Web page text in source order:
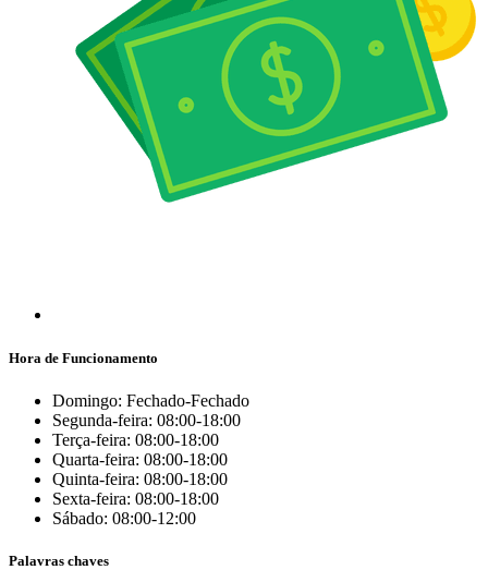
Hora de Funcionamento
Domingo: Fechado-Fechado
Segunda-feira: 08:00-18:00
Terça-feira: 08:00-18:00
Quarta-feira: 08:00-18:00
Quinta-feira: 08:00-18:00
Sexta-feira: 08:00-18:00
Sábado: 08:00-12:00
Palavras chaves